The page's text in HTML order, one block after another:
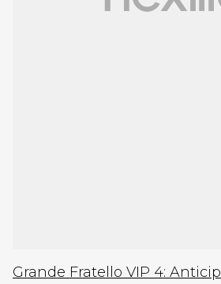
Grande Fratello VIP 4: